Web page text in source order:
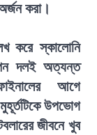
করা।
করে স্কালোনি
দলই অত্যন্ত
আগে
মুহূর্তটিকে উপভোগ
জীবনে খুব